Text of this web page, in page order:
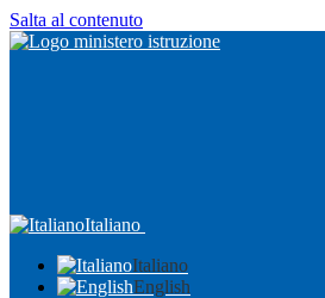
Salta al contenuto
Italiano
Italiano
English